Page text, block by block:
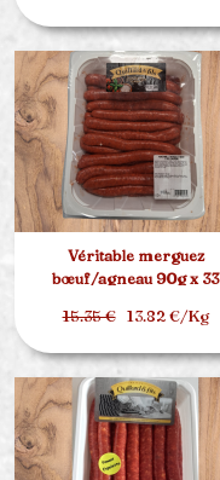
Véritable merguez
bœuf/agneau 90g x 33
15.35 €13.82 €/Kg